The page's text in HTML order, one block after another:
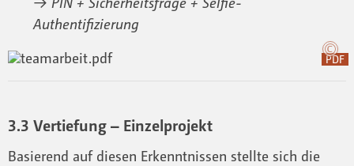
Authentifizierung
PDF
3.3 Vertiefung – Einzelprojekt
Basierend auf diesen Erkenntnissen stellte sich die